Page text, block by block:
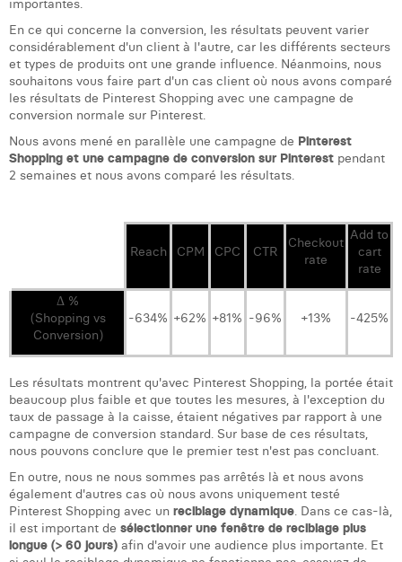
importantes.
En ce qui concerne la conversion, les résultats peuvent varier
considérablement d'un client à l'autre, car les différents secteurs
et types de produits ont une grande influence. Néanmoins, nous
souhaitons vous faire part d'un cas client où nous avons comparé
les résultats de Pinterest Shopping avec une campagne de
conversion normale sur Pinterest.
Nous avons mené en parallèle une campagne de Pinterest
Shopping et une campagne de conversion sur Pinterest pendant
2 semaines et nous avons comparé les résultats.
Reach CPM CPC CTR
Checkout
rate
Add to
cart
rate
Δ %
(Shopping vs
Conversion)
-634% +62% +81% -96% +13% -425%
Les résultats montrent qu'avec Pinterest Shopping, la portée était
beaucoup plus faible et que toutes les mesures, à l'exception du
taux de passage à la caisse, étaient négatives par rapport à une
campagne de conversion standard. Sur base de ces résultats,
nous pouvons conclure que le premier test n'est pas concluant.
En outre, nous ne nous sommes pas arrêtés là et nous avons
également d'autres cas où nous avons uniquement testé
Pinterest Shopping avec un reciblage dynamique. Dans ce cas-là,
il est important de sélectionner une fenêtre de reciblage plus
longue (> 60 jours) afin d'avoir une audience plus importante. Et